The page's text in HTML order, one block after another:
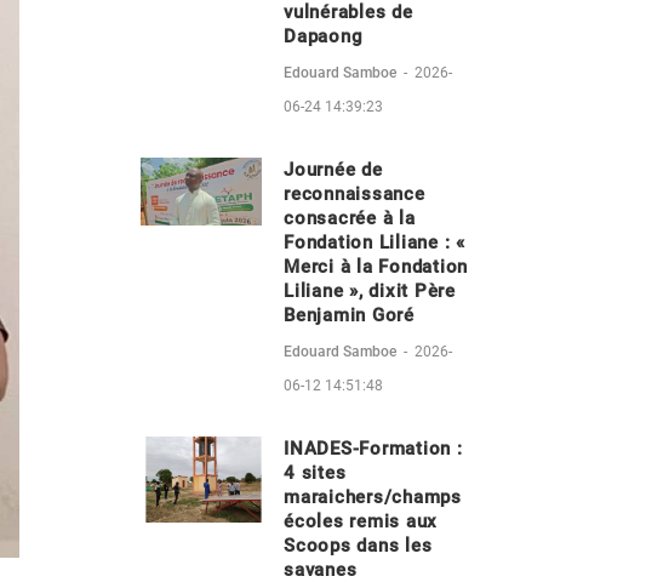
vulnérables de
Dapaong
Edouard Samboe - 2026-
06-24 14:39:23
Journée de
reconnaissance
consacrée à la
Fondation Liliane : «
Merci à la Fondation
Liliane », dixit Père
Benjamin Goré
Edouard Samboe - 2026-
06-12 14:51:48
INADES-Formation :
4 sites
maraichers/champs
écoles remis aux
Scoops dans les
savanes